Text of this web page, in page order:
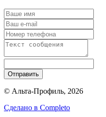
Отправить
© Альта-Профиль, 2026
Сделано в Completo